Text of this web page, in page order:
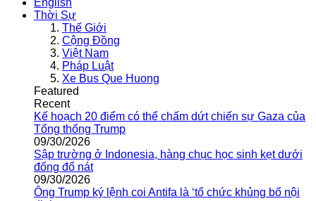
English
Thời Sự
Thế Giới
Cộng Đồng
Việt Nam
Pháp Luật
Xe Bus Que Huong
Featured
Recent
Kế hoạch 20 điểm có thể chấm dứt chiến sự Gaza của
Tổng thống Trump
09/30/2026
Sập trường ở Indonesia, hàng chục học sinh kẹt dưới
đống đổ nát
09/30/2026
Ông Trump ký lệnh coi Antifa là ‘tổ chức khủng bố nội